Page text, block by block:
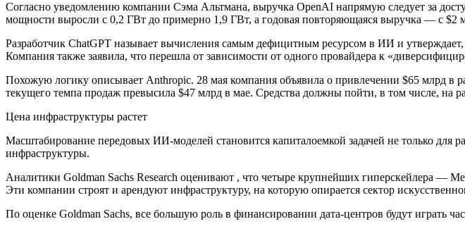
Согласно уведомлению компании Сэма Альтмана, выручка OpenAI напрямую следует за
мощности выросли с 0,2 ГВт до примерно 1,9 ГВт, а годовая повторяющаяся выручка — с $2
Разработчик ChatGPT называет вычисления самым дефицитным ресурсом в ИИ и
Компания также заявила, что перешла от зависимости от одного провайдера к
Похожую логику описывает Anthropic. 28 мая компания объявила о привлечении $65 млрд
текущего темпа продаж превысила $47 млрд в мае. Средства должны пойти, в том числе, на
Цена инфраструктуры растет
Масштабирование передовых ИИ-моделей становится капиталоемкой задачей не только для
инфраструктуры.
Аналитики Goldman Sachs Research оценивают , что четыре крупнейших гиперскейлера —
Эти компании строят и арендуют инфраструктуру, на которую опирается сектор
По оценке Goldman Sachs, все большую роль в финансировании дата-центров будут играть